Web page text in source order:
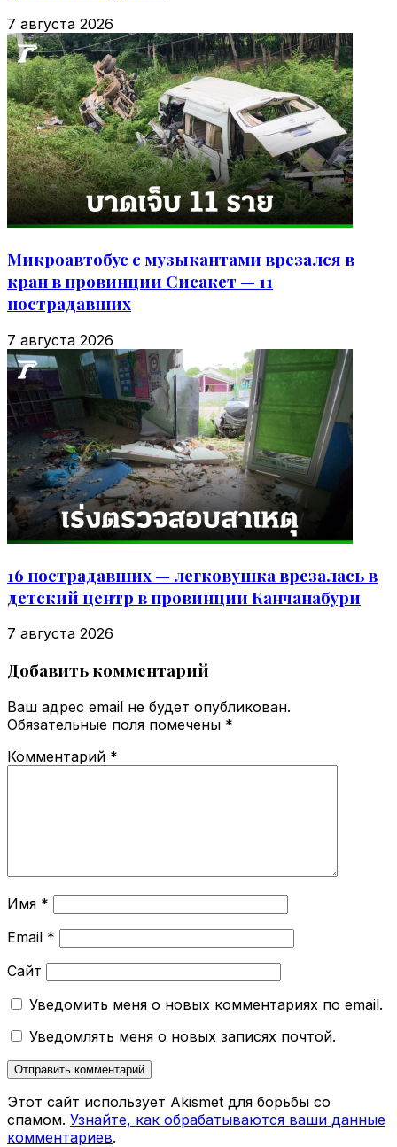
7 августа 2026
Микроавтобус с музыкантами врезался в
кран в провинции Сисакет — 11
пострадавших
7 августа 2026
16 пострадавших — легковушка врезалась в
детский центр в провинции Канчанабури
7 августа 2026
Добавить комментарий
Ваш адрес email не будет опубликован.
Обязательные поля помечены *
Комментарий *
Имя *
Email *
Сайт
Уведомить меня о новых комментариях по email.
Уведомлять меня о новых записях почтой.
Этот сайт использует Akismet для борьбы со
спамом. Узнайте, как обрабатываются ваши данные
комментариев.